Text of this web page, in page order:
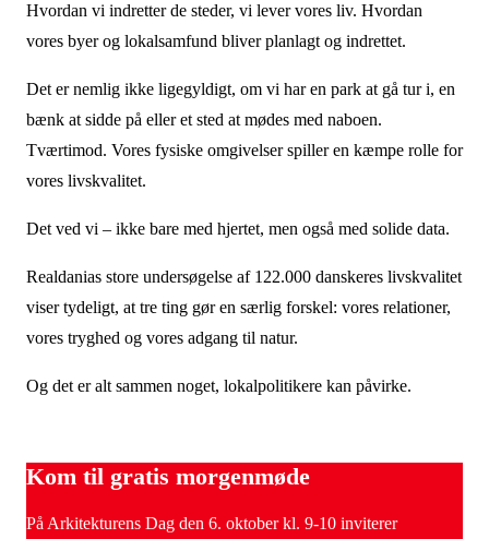
Hvordan vi indretter de steder, vi lever vores liv. Hvordan
vores byer og lokalsamfund bliver planlagt og indrettet.
Det er nemlig ikke ligegyldigt, om vi har en park at gå tur i, en
bænk at sidde på eller et sted at mødes med naboen.
Tværtimod. Vores fysiske omgivelser spiller en kæmpe rolle for
vores livskvalitet.
Det ved vi – ikke bare med hjertet, men også med solide data.
Realdanias store undersøgelse af 122.000 danskeres livskvalitet
viser tydeligt, at tre ting gør en særlig forskel: vores relationer,
vores tryghed og vores adgang til natur.
Og det er alt sammen noget, lokalpolitikere kan påvirke.
Kom til gratis morgenmøde
På Arkitekturens Dag den 6. oktober kl. 9-10 inviterer